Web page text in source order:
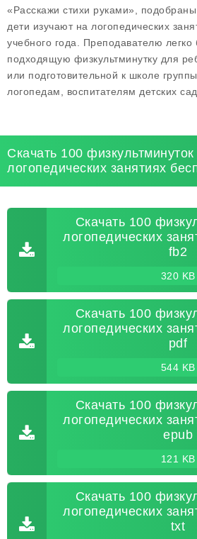
«Расскажи стихи руками»,
дети изучают на логопедических
учебного года. Преподавателю легко
подходящую физкультминутку для
или подготовительной к школе
логопедам, воспитателям детских
Скачать 100
логопедических занятиях
Скачать 100
логопедических
fb2
320 KB
Скачать 100
логопедических
pdf
544 KB
Скачать 100
логопедических
epub
121 KB
Скачать 100
логопедических
txt